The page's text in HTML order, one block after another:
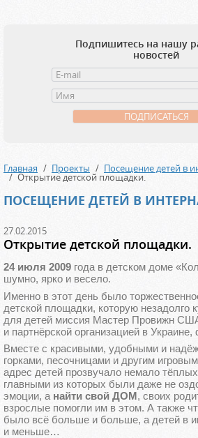
Подпишитесь на нашу
новостей
Главная Проекты Посещение детей в
Открытие детской площадки.
ПОСЕЩЕНИЕ ДЕТЕЙ В
27.02.2015
Открытие детской площадки.
24 июля 2009 года в детском доме
шумно, ярко и весело.
Именно в этот день было
детской площадки, которую незадолго
для детей миссия Мастер Провижн
и партнёрской организацией в
Вместе с красивыми, удобными и
горками, песочницами и другим
адрес детей прозвучало немало
главными из которых были даже не
эмоции, а найти свой ДОМ, своих
взрослые помогли им в этом. А также
было всё больше и больше, а детей в
и меньше…